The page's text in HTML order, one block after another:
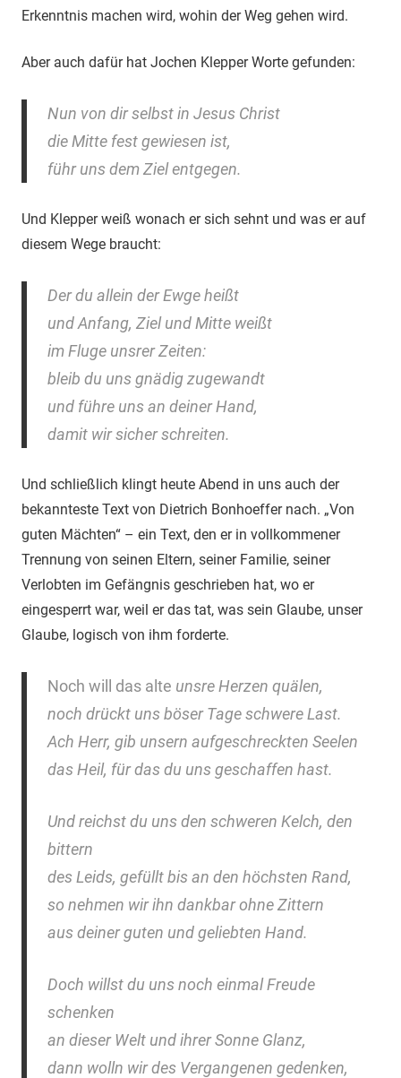
Erkenntnis machen wird, wohin der Weg gehen wird.
Aber auch dafür hat Jochen Klepper Worte gefunden:
Nun von dir selbst in Jesus Christ
die Mitte fest gewiesen ist,
führ uns dem Ziel entgegen.
Und Klepper weiß wonach er sich sehnt und was er auf
diesem Wege braucht:
Der du allein der Ewge heißt
und Anfang, Ziel und Mitte weißt
im Fluge unsrer Zeiten:
bleib du uns gnädig zugewandt
und führe uns an deiner Hand,
damit wir sicher schreiten.
Und schließlich klingt heute Abend in uns auch der
bekannteste Text von Dietrich Bonhoeffer nach. „Von
guten Mächten“ – ein Text, den er in vollkommener
Trennung von seinen Eltern, seiner Familie, seiner
Verlobten im Gefängnis geschrieben hat, wo er
eingesperrt war, weil er das tat, was sein Glaube, unser
Glaube, logisch von ihm forderte.
Noch will das alte unsre Herzen quälen,
noch drückt uns böser Tage schwere Last.
Ach Herr, gib unsern aufgeschreckten Seelen
das Heil, für das du uns geschaffen hast.
Und reichst du uns den schweren Kelch, den
bittern
des Leids, gefüllt bis an den höchsten Rand,
so nehmen wir ihn dankbar ohne Zittern
aus deiner guten und geliebten Hand.
Doch willst du uns noch einmal Freude
schenken
an dieser Welt und ihrer Sonne Glanz,
dann wolln wir des Vergangenen gedenken,